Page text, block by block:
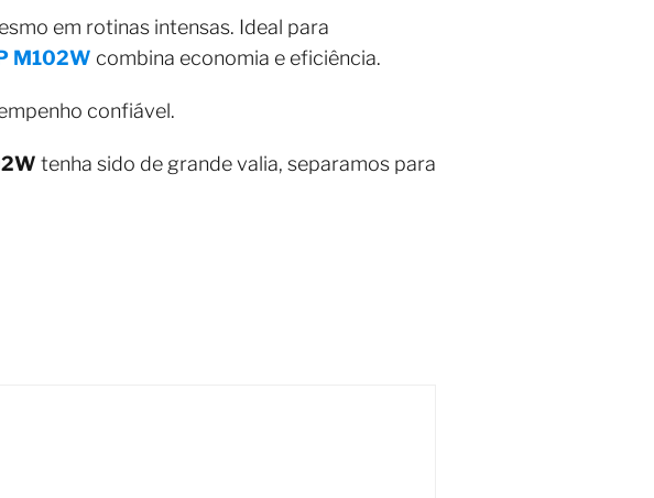
em rotinas intensas. Ideal para
M102W combina economia e eficiência.
confiável.
tenha sido de grande valia, separamos para